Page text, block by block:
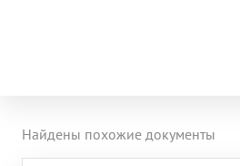
Найдены похожие документы